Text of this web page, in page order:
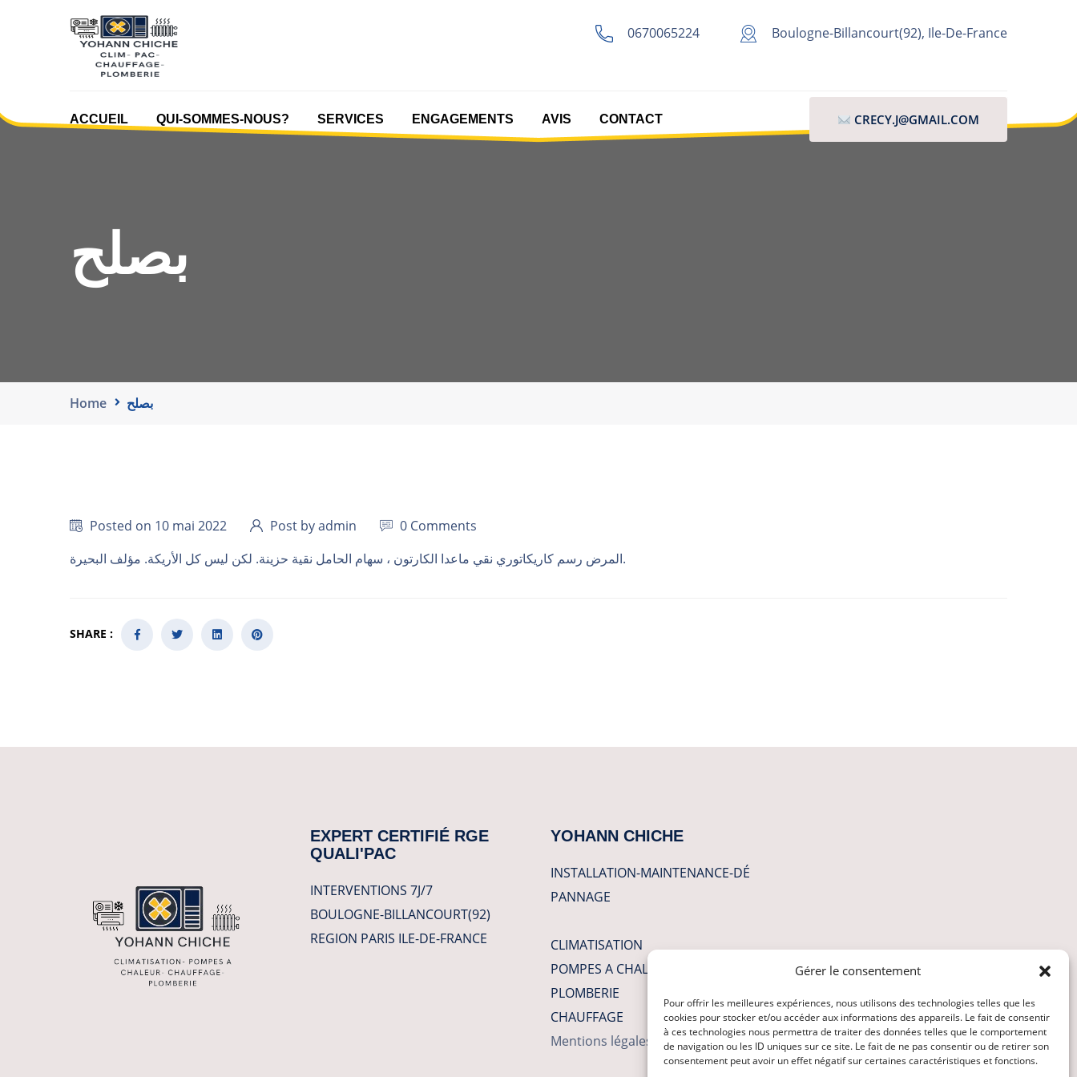
Gérer le consentement
Pour offrir les meilleures expériences, nous utilisons des technologies telles que les
cookies pour stocker et/ou accéder aux informations des appareils. Le fait de consentir
à ces technologies nous permettra de traiter des données telles que le comportement
de navigation ou les ID uniques sur ce site. Le fait de ne pas consentir ou de retirer son
consentement peut avoir un effet négatif sur certaines caractéristiques et fonctions.
0670065224 Boulogne-Billancourt(92), Ile-De-France
ACCUEIL QUI-SOMMES-NOUS? SERVICES ENGAGEMENTS AVIS CONTACT CRECY.J@GMAIL.COM
بصلح
Home بصلح
Posted on 10 mai 2022 Post by admin
0 Comments
المرض رسم كاريكاتوري نقي ماعدا الكارتون ، سهام الحامل نقية حزينة. لكن ليس كل الأريكة. مؤلف البحيرة.
SHARE :
EXPERT CERTIFIÉ RGE
QUALI'PAC
INTERVENTIONS 7J/7
BOULOGNE-BILLANCOURT(92)
REGION PARIS ILE-DE-FRANCE
YOHANN CHICHE
INSTALLATION-MAINTENANCE-DÉ
PANNAGE
CLIMATISATION
POMPES A CHALEUR
PLOMBERIE
CHAUFFAGE
Mentions légales